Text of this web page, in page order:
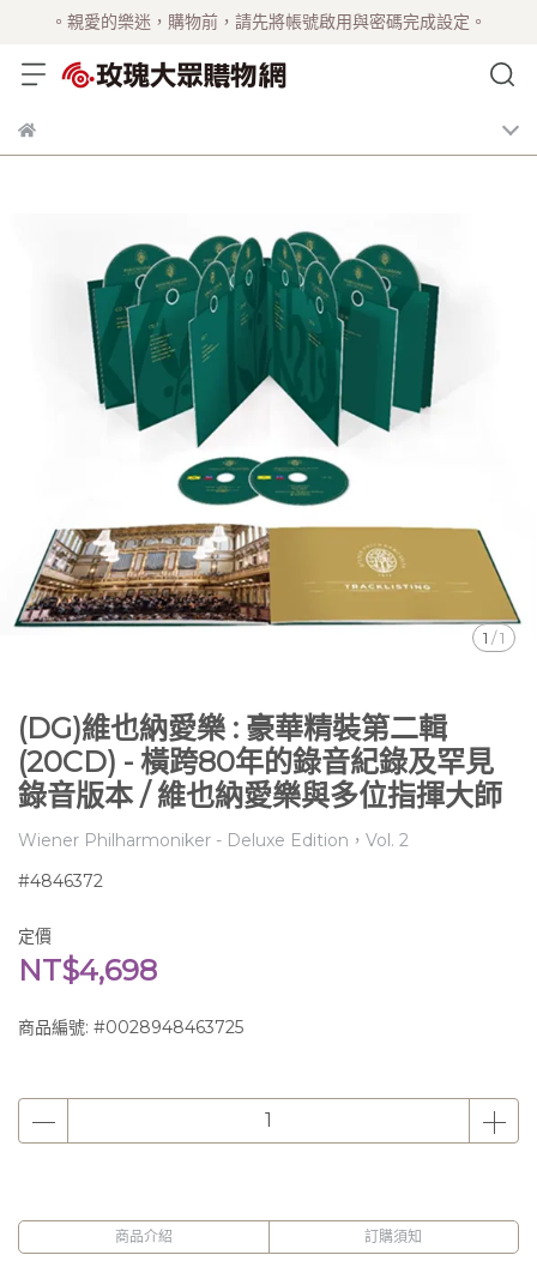
。親愛的樂迷，購物前，請先將帳號啟用與密碼完成設定。
1 /1
(DG)維也納愛樂 : 豪華精裝第二輯
(20CD) - 橫跨80年的錄音紀錄及罕見
錄音版本 / 維也納愛樂與多位指揮大師
Wiener Philharmoniker - Deluxe Edition，Vol. 2
#4846372
定價
NT$4,698
商品編號: #0028948463725
商品介紹 訂購須知